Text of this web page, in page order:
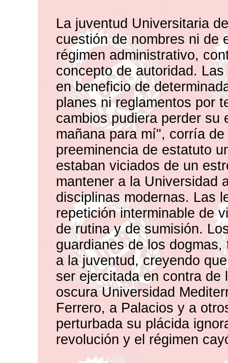
La juventud Universitaria
cuestión de nombres ni de
régimen administrativo,
concepto de autoridad.
en beneficio de
planes ni reglamentos por
cambios pudiera perder su
mañana para mí", corría
preeminencia de estatuto
estaban viciados de un
mantener a la Universidad
disciplinas modernas. Las
repetición interminable de
de rutina y de sumisión.
guardianes de los
a la juventud, creyendo
ser ejercitada en contra de
oscura Universidad
Ferrero, a Palacios y a
perturbada su plácida
revolución y el régimen